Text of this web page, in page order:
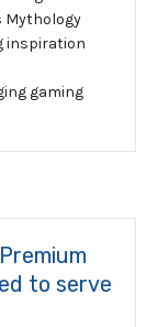
Mythology
inspiration
gaming
to serve